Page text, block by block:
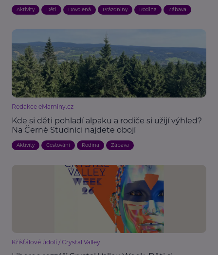
Aktivity Děti Dovolená Prázdniny Rodina Zábava
Redakce eMaminy.cz
Kde si děti pohladí alpaku a rodiče si užijí výhled?
Na Černé Studnici najdete obojí
Aktivity Cestování Rodina Zábava
Křišťálové údolí / Crystal Valley